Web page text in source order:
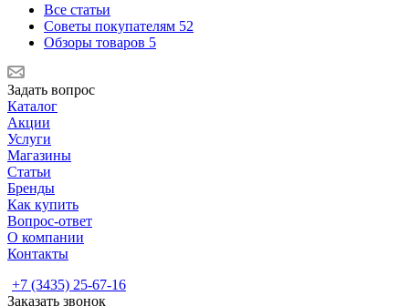
Все статьи
Советы покупателям 52
Обзоры товаров 5
Задать вопрос
Каталог
Акции
Услуги
Магазины
Статьи
Бренды
Как купить
Вопрос-ответ
О компании
Контакты
+7 (3435) 25-67-16
Заказать звонок